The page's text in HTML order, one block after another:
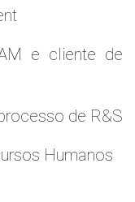
e cliente de
de R&S
Humanos